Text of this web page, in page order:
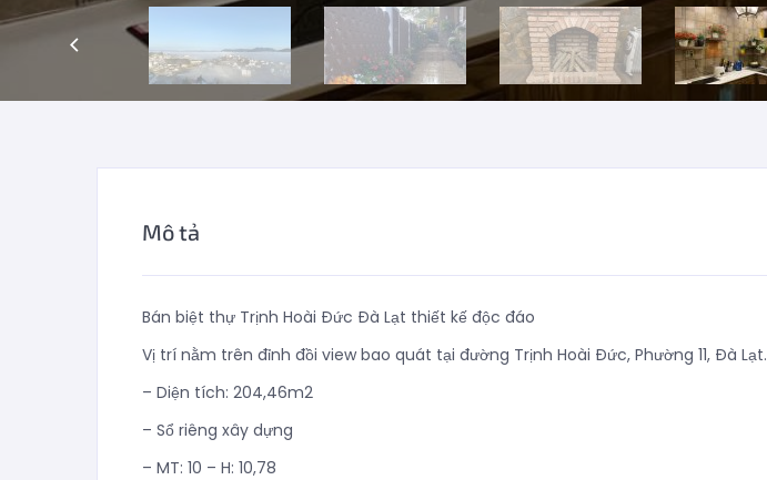
Mô tả
Bán biệt thự Trịnh Hoài Đức Đà Lạt thiết kế độc đáo
Vị trí nằm trên đỉnh đồi view bao quát tại đường Trịnh Hoài Đức, Phường 11, Đà Lạt.
– Diện tích: 204,46m2
– Sổ riêng xây dựng
– MT: 10 – H: 10,78